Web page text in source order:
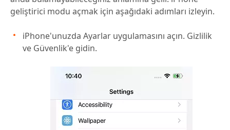
geliştirici modu açmak için aşağıdaki adımları izleyin.
iPhone'unuzda Ayarlar uygulamasını açın. Gizlilik
ve Güvenlik'e gidin.